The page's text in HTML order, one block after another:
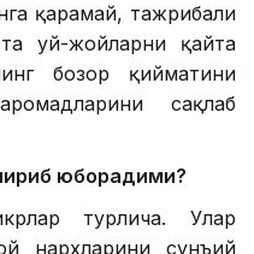
қарамай, тажрибали
уй-жойларни қайта
бозор қийматини
сақлаб
юборадими?
турлича. Улар
нархларини сунъий